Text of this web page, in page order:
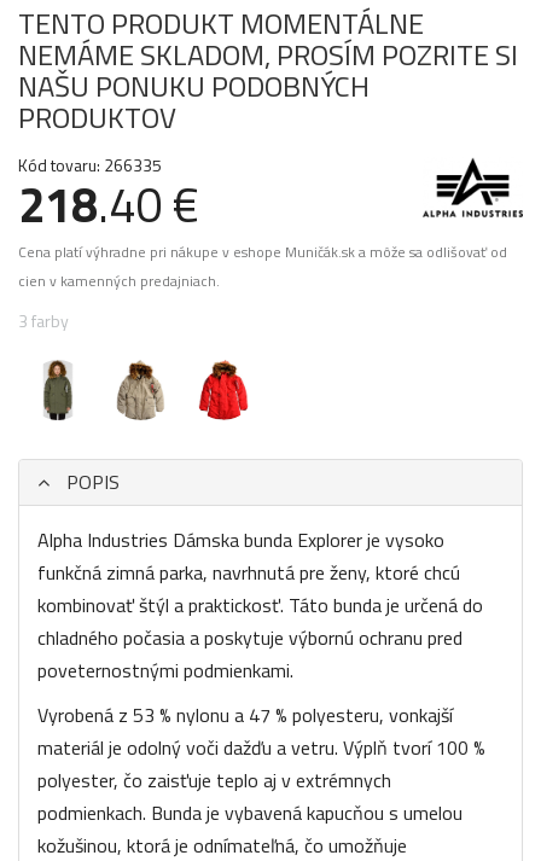
TENTO PRODUKT MOMENTÁLNE
NEMÁME SKLADOM, PROSÍM POZRITE SI
NAŠU PONUKU PODOBNÝCH
PRODUKTOV
Kód tovaru: 266335
218.40 €
Cena platí výhradne pri nákupe v eshope Muničák.sk a môže sa odlišovať od
cien v kamenných predajniach.
3 farby
POPIS
Alpha Industries Dámska bunda Explorer je vysoko
funkčná zimná parka, navrhnutá pre ženy, ktoré chcú
kombinovať štýl a praktickosť. Táto bunda je určená do
chladného počasia a poskytuje výbornú ochranu pred
poveternostnými podmienkami.
Vyrobená z 53 % nylonu a 47 % polyesteru, vonkajší
materiál je odolný voči dažďu a vetru. Výplň tvorí 100 %
polyester, čo zaisťuje teplo aj v extrémnych
podmienkach. Bunda je vybavená kapucňou s umelou
kožušinou, ktorá je odnímateľná, čo umožňuje